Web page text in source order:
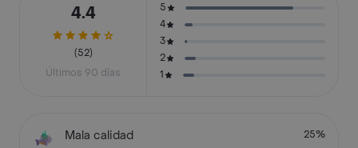
4.4
(52)
Últimos 90 días
5
4
3
2
1
Mala calidad 25%